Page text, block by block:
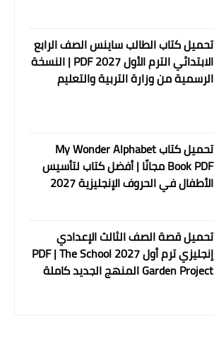
تحميل كتاب الطالب ساينس الصف الرابع
الابتدائي الترم الأول 2027 PDF | النسخة
الرسمية من وزارة التربية والتعليم
تحميل كتاب My Wonder Alphabet
Book PDF مجانًا | أفضل كتاب لتأسيس
الأطفال في الحروف الإنجليزية 2027
تحميل قصة الصف الثالث الإعدادي
إنجليزي ترم أول 2027 PDF | The School
Garden Project المنهج الجديد كاملة